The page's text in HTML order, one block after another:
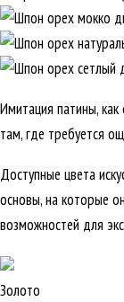
Имитация патины,
там, где требуется
Доступные цвета
основы, на которые
возможностей для
Золото